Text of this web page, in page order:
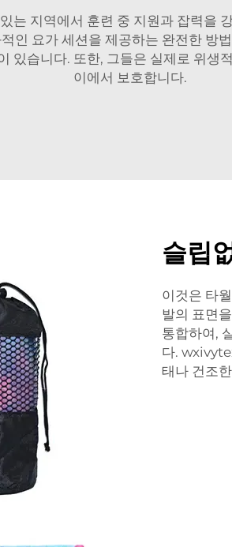
는 지역에서 훈련 중 지원과 잡력을
인 요가 세션을 제공하는 완전한
있습니다. 또한, 그들은 실제로 위
이에서 보호합니다.
슬립
이것은 타
발의 표면
통합하여,
다.
태나 건조